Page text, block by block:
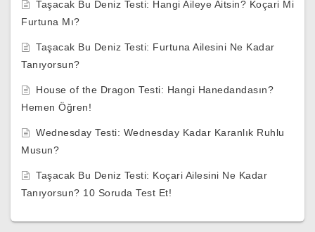
Taşacak Bu Deniz Testi: Hangi Aileye Aitsin? Koçari Mi
Furtuna Mı?
Taşacak Bu Deniz Testi: Furtuna Ailesini Ne Kadar
Tanıyorsun?
House of the Dragon Testi: Hangi Hanedandasın?
Hemen Öğren!
Wednesday Testi: Wednesday Kadar Karanlık Ruhlu
Musun?
Taşacak Bu Deniz Testi: Koçari Ailesini Ne Kadar
Tanıyorsun? 10 Soruda Test Et!